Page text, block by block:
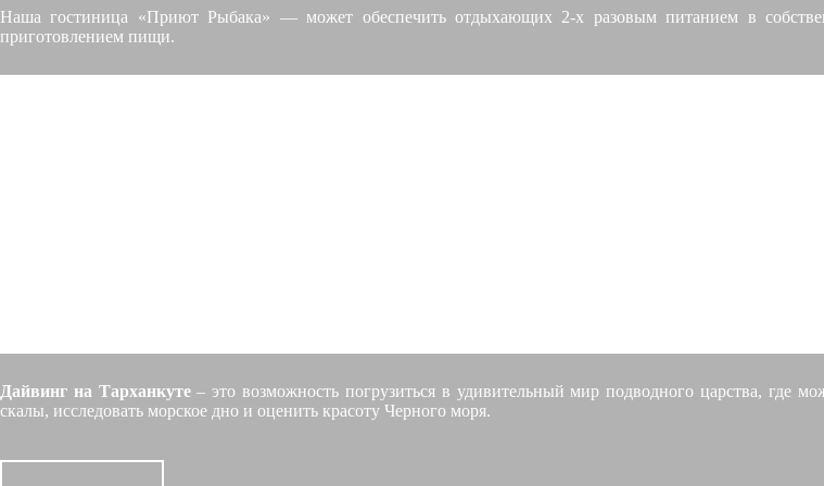
Наша гостиница «Приют Рыбака» — может обеспечить отдыхающих 2-х разовым питанием в
приготовлением пищи.
Дайвинг на Тарханкуте– это возможность погрузиться в удивительный мир подводного царства, где
скалы, исследовать морское дно и оценить красоту Черного моря.